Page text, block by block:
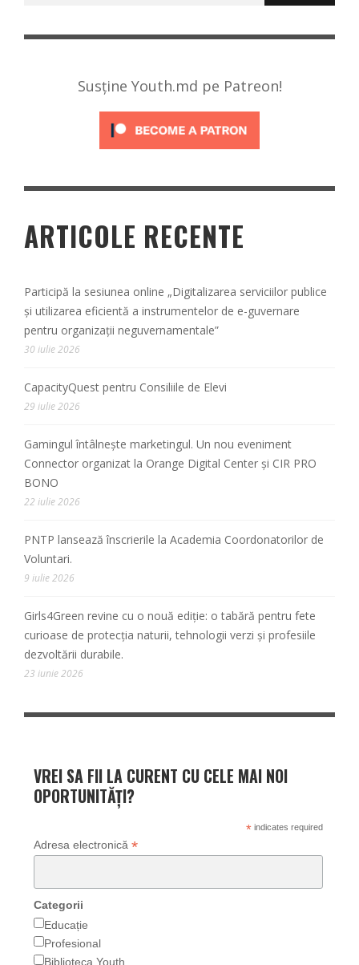
Susține Youth.md pe Patreon!
ARTICOLE RECENTE
Participă la sesiunea online „Digitalizarea serviciilor publice
și utilizarea eficientă a instrumentelor de e-guvernare
pentru organizații neguvernamentale”
30 iulie 2026
CapacityQuest pentru Consiliile de Elevi
29 iulie 2026
Gamingul întâlnește marketingul. Un nou eveniment
Connector organizat la Orange Digital Center și CIR PRO
BONO
22 iulie 2026
PNTP lansează înscrierile la Academia Coordonatorilor de
Voluntari.
9 iulie 2026
Girls4Green revine cu o nouă ediție: o tabără pentru fete
curioase de protecția naturii, tehnologii verzi și profesiile
dezvoltării durabile.
23 iunie 2026
VREI SA FII LA CURENT CU CELE MAI NOI
OPORTUNITĂȚI?
*indicates required
Adresa electronică *
Categorii
Educație
Profesional
Biblioteca Youth